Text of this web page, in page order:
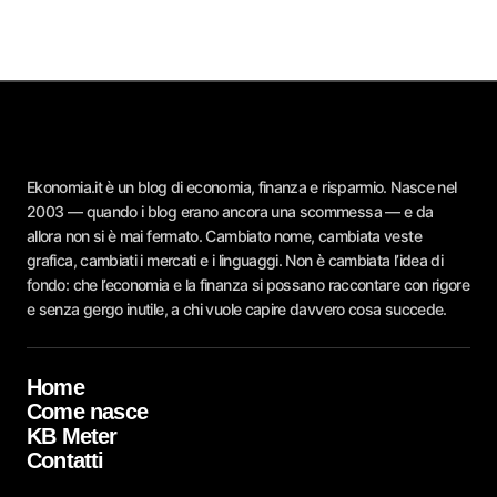
Ekonomia.it è un blog di economia, finanza e risparmio. Nasce nel
2003 — quando i blog erano ancora una scommessa — e da
allora non si è mai fermato. Cambiato nome, cambiata veste
grafica, cambiati i mercati e i linguaggi. Non è cambiata l’idea di
fondo: che l’economia e la finanza si possano raccontare con rigore
e senza gergo inutile, a chi vuole capire davvero cosa succede.
Home
Come nasce
KB Meter
Contatti